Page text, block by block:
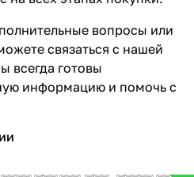
вопросы или
связаться с нашей
всегда готовы
информацию и помочь с